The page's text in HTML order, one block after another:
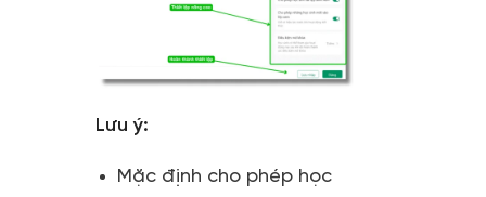
Lưu ý:
Mặc định cho phép học